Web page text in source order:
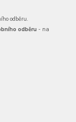
odběru.
odběru - na